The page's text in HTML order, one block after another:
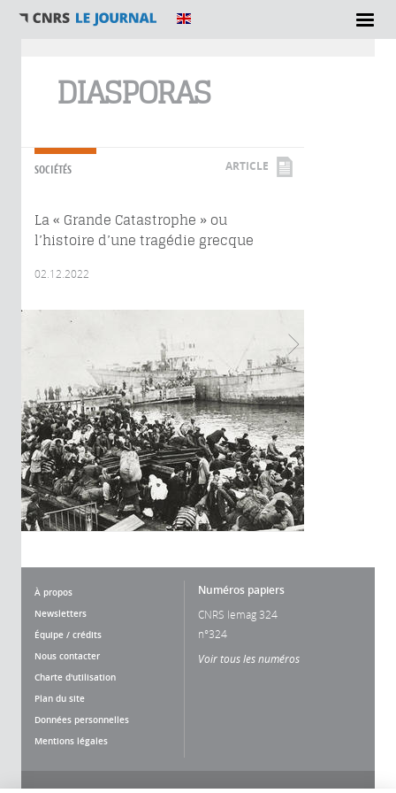
DIASPORAS
SOCIÉTÉS ARTICLE
La « Grande Catastrophe » ou
l’histoire d’une tragédie grecque
02.12.2022
À propos
Newsletters
Équipe / crédits
Nous contacter
Charte d'utilisation
Plan du site
Données personnelles
Mentions légales
Numéros papiers
CNRS lemag 324
n°324
Voir tous les numéros